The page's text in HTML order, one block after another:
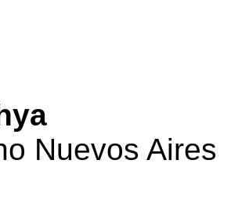
Nuevos Aires